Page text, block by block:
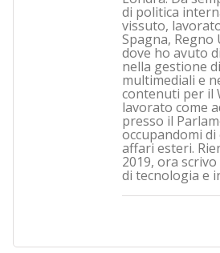
di politica
vissuto,
Spagna, Regno
dove ho avuto
nella gestione
multimediali e
contenuti per il
lavorato come
presso il
occupandomi
affari esteri.
2019, ora
di tecnologia e